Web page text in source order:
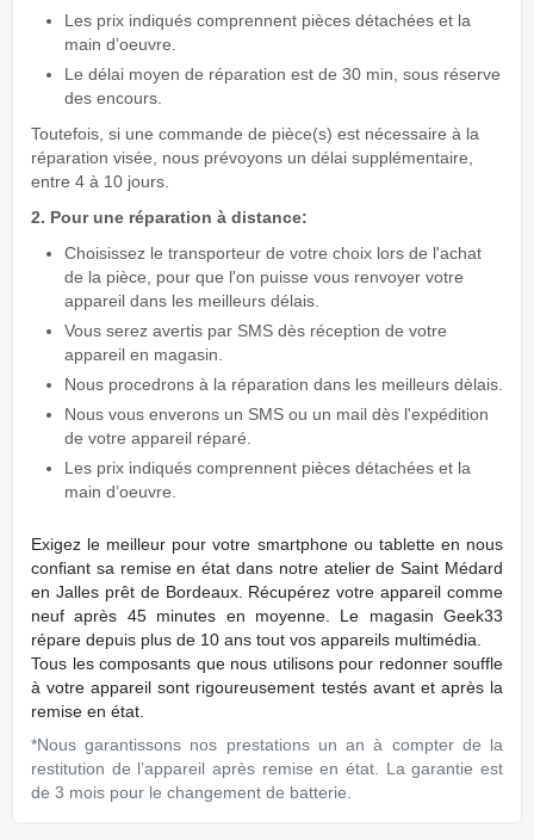
Les prix indiqués comprennent pièces détachées et la
main d’oeuvre.
Le délai moyen de réparation est de 30 min, sous réserve
des encours.
Toutefois, si une commande de pièce(s) est nécessaire à la
réparation visée, nous prévoyons un délai supplémentaire,
entre 4 à 10 jours.
2. Pour une réparation à distance:
Choisissez le transporteur de votre choix lors de l'achat
de la pièce, pour que l'on puisse vous renvoyer votre
appareil dans les meilleurs délais.
Vous serez avertis par SMS dès réception de votre
appareil en magasin.
Nous procedrons à la réparation dans les meilleurs dèlais.
Nous vous enverons un SMS ou un mail dès l'expédition
de votre appareil réparé.
Les prix indiqués comprennent pièces détachées et la
main d’oeuvre.
Exigez le meilleur pour votre smartphone ou tablette en nous
conﬁant sa remise en état dans notre atelier de Saint Médard
en Jalles prêt de Bordeaux. Récupérez votre appareil comme
neuf après 45 minutes en moyenne. Le magasin Geek33
répare depuis plus de 10 ans tout vos appareils multimédia.
Tous les composants que nous utilisons pour redonner souffle
à votre appareil sont rigoureusement testés avant et après la
remise en état.
*Nous garantissons nos prestations un an à compter de la
restitution de l’appareil après remise en état. La garantie est
de 3 mois pour le changement de batterie.